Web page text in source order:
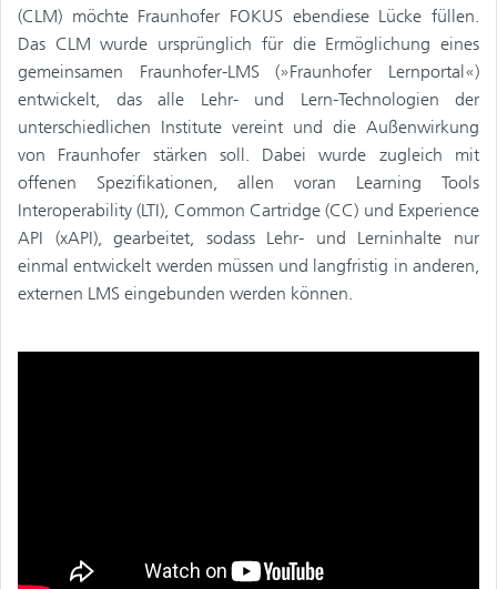
(CLM) möchte Fraunhofer FOKUS ebendiese Lücke füllen.
Das CLM wurde ursprünglich für die Ermöglichung eines
gemeinsamen Fraunhofer-LMS (»Fraunhofer Lernportal«)
entwickelt, das alle Lehr- und Lern-Technologien der
unterschiedlichen Institute vereint und die Außenwirkung
von Fraunhofer stärken soll. Dabei wurde zugleich mit
offenen Spezifikationen, allen voran Learning Tools
Interoperability (LTI), Common Cartridge (CC) und Experience
API (xAPI), gearbeitet, sodass Lehr- und Lerninhalte nur
einmal entwickelt werden müssen und langfristig in anderen,
externen LMS eingebunden werden können.